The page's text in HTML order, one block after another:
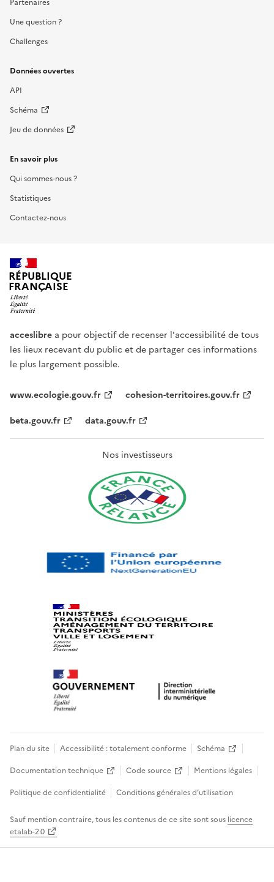
Une question ?
Challenges
Données ouvertes
API
Schéma
Jeu de données
En savoir plus
Qui sommes-nous ?
Statistiques
Contactez-nous
RÉPUBLIQUE
FRANÇAISE
acceslibre a pour objectif de recenser l'accessibilité de tous
les lieux recevant du public et de partager ces informations
le plus largement possible.
www.ecologie.gouv.fr
cohesion-territoires.gouv.fr
beta.gouv.fr
data.gouv.fr
Nos investisseurs
Plan du site Accessibilité : totalement conforme
Schéma
Documentation technique
Code source
Mentions légales
Politique de confidentialité
Conditions générales d’utilisation
Sauf mention contraire, tous les contenus de ce site sont sous licence
etalab-2.0